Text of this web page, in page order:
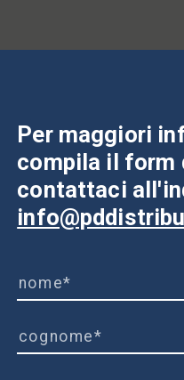
Per maggiori
compila il form
contattaci